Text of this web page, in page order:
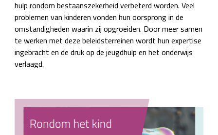
hulp rondom bestaanszekerheid verbeterd worden. Veel
problemen van kinderen vonden hun oorsprong in de
omstandigheden waarin zij opgroeiden. Door meer samen
te werken met deze beleidsterreinen wordt hun expertise
ingebracht en de druk op de jeugdhulp en het onderwijs
verlaagd.